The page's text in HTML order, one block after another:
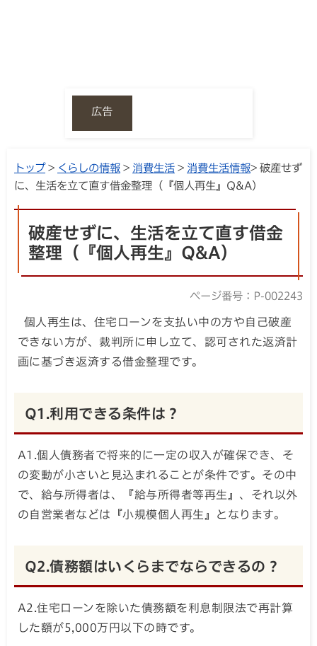
広告
トップ> くらしの情報 > 消費生活 > 消費生活情報> 破産せず
に、生活を立て直す借金整理（『個人再生』Q&A）
破産せずに、生活を立て直す借金
整理（『個人再生』Q&A）
ページ番号：P-002243
個人再生は、住宅ローンを支払い中の方や自己破産
できない方が、裁判所に申し立て、認可された返済計
画に基づき返済する借金整理です。
Q1.利用できる条件は？
A1.個人債務者で将来的に一定の収入が確保でき、そ
の変動が小さいと見込まれることが条件です。その中
で、給与所得者は、『給与所得者等再生』、それ以外
の自営業者などは『小規模個人再生』となります。
Q2.債務額はいくらまでならできるの？
A2.住宅ローンを除いた債務額を利息制限法で再計算
した額が5,000万円以下の時です。